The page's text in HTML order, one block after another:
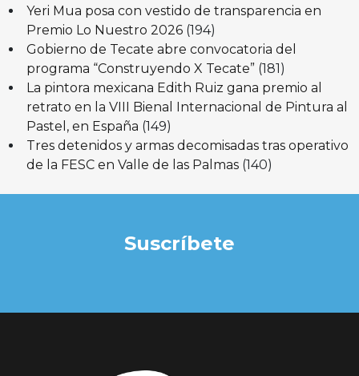
Yeri Mua posa con vestido de transparencia en
Premio Lo Nuestro 2026 (194)
Gobierno de Tecate abre convocatoria del
programa “Construyendo X Tecate” (181)
La pintora mexicana Edith Ruiz gana premio al
retrato en la VIII Bienal Internacional de Pintura al
Pastel, en España (149)
Tres detenidos y armas decomisadas tras operativo
de la FESC en Valle de las Palmas (140)
Suscríbete